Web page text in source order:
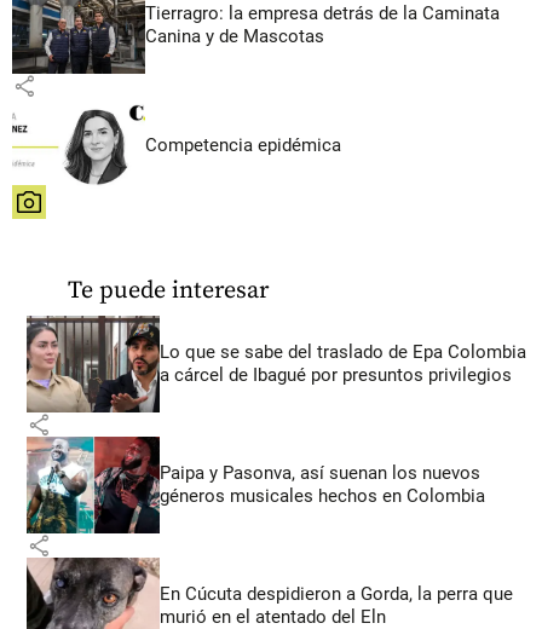
Tierragro: la empresa detrás de la Caminata
Canina y de Mascotas
share
Competencia epidémica
share
Te puede interesar
Lo que se sabe del traslado de Epa Colombia
a cárcel de Ibagué por presuntos privilegios
share
Paipa y Pasonva, así suenan los nuevos
géneros musicales hechos en Colombia
share
En Cúcuta despidieron a Gorda, la perra que
murió en el atentado del Eln